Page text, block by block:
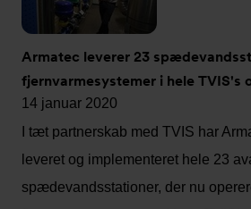
Armatec leverer 23
fjernvarmesystemer i hele TVIS's
14 januar 2020
I tæt partnerskab med TVIS har
leveret og implementeret hele 23
spædevandsstationer, der nu